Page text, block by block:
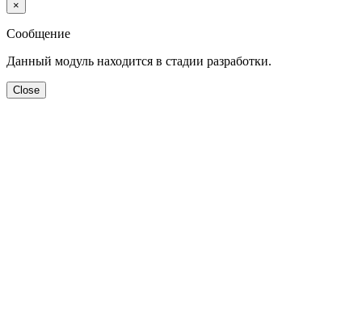
×
Сообщение
Данный модуль находится в стадии разработки.
Close